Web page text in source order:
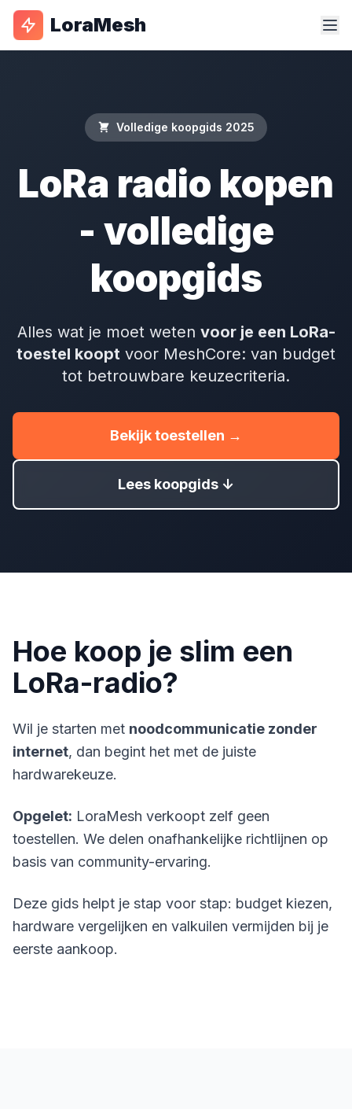
LoraMesh
Volledige koopgids 2025
LoRa radio kopen
- volledige
koopgids
Alles wat je moet weten voor je een LoRa-
toestel koopt voor MeshCore: van budget
tot betrouwbare keuzecriteria.
Bekijk toestellen →
Lees koopgids ↓
Hoe koop je slim een
LoRa-radio?
Wil je starten met noodcommunicatie zonder
internet, dan begint het met de juiste
hardwarekeuze.
Opgelet: LoraMesh verkoopt zelf geen
toestellen. We delen onafhankelijke richtlijnen op
basis van community-ervaring.
Deze gids helpt je stap voor stap: budget kiezen,
hardware vergelijken en valkuilen vermijden bij je
eerste aankoop.